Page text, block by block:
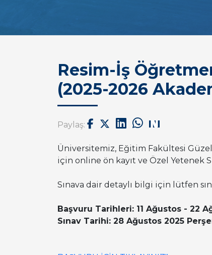
Resim-İş
(2025-2026
Paylaş:
Üniversitemiz, Eğitim Fakültesi
için online ön kayıt ve Özel Yetenek
Sınava dair detaylı bilgi için lütfen
Başvuru Tarihleri: 11 Ağustos - 22
Sınav Tarihi: 28 Ağustos 2025